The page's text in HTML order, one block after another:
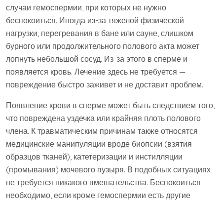
случаи гемоспермии, при которых не нужно
беспокоиться. Иногда из-за тяжелой физической
нагрузки, перегревания в бане или сауне, слишком
бурного или продолжительного полового акта может
лопнуть небольшой сосуд. Из-за этого в сперме и
появляется кровь. Лечение здесь не требуется —
повреждение быстро заживет и не доставит проблем.
Появление крови в сперме может быть следствием того,
что повреждена уздечка или крайняя плоть полового
члена. К травматическим причинам также относятся
медицинские манипуляции вроде биопсии (взятия
образцов тканей), катетеризации и инстилляции
(промывания) мочевого пузыря. В подобных ситуациях
не требуется никакого вмешательства. Беспокоиться
необходимо, если кроме гемоспермии есть другие